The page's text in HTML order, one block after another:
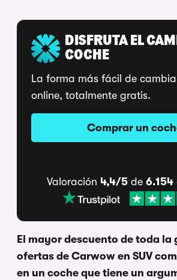
DISFRUTA EL
COCHE
La forma más fácil de
online, totalmente gratis.
Comprar un
Valoración 4,4/5 de 6.154
El mayor descuento de toda la
ofertas de Carwow en SUV
en un coche que tiene un